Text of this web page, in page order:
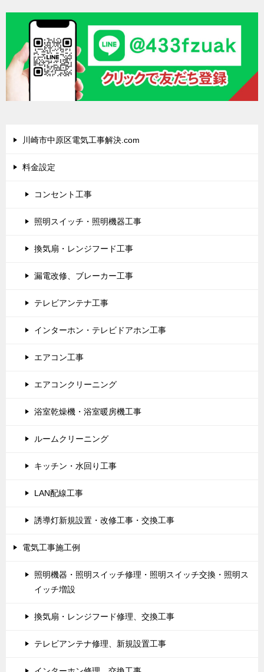
川崎市中原区電気工事解決.com
料金設定
コンセント工事
照明スイッチ・照明機器工事
換気扇・レンジフード工事
漏電改修、ブレーカー工事
テレビアンテナ工事
インターホン・テレビドアホン工事
エアコン工事
エアコンクリーニング
浴室乾燥機・浴室暖房機工事
ルームクリーニング
キッチン・水回り工事
LAN配線工事
誘導灯新規設置・改修工事・交換工事
電気工事施工例
照明機器・照明スイッチ修理・照明スイッチ交換・照明ス
イッチ増設
換気扇・レンジフード修理、交換工事
テレビアンテナ修理、新規設置工事